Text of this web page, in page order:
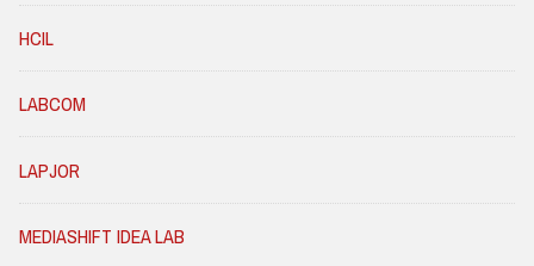
HCIL
LABCOM
LAPJOR
MEDIASHIFT IDEA LAB